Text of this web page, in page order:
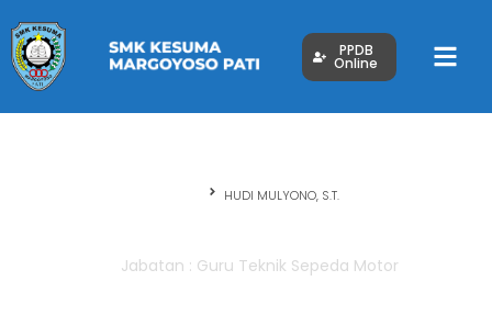
PPDB
Online
HUDI MULYONO, S.T.
Jabatan : Guru Teknik Sepeda Motor